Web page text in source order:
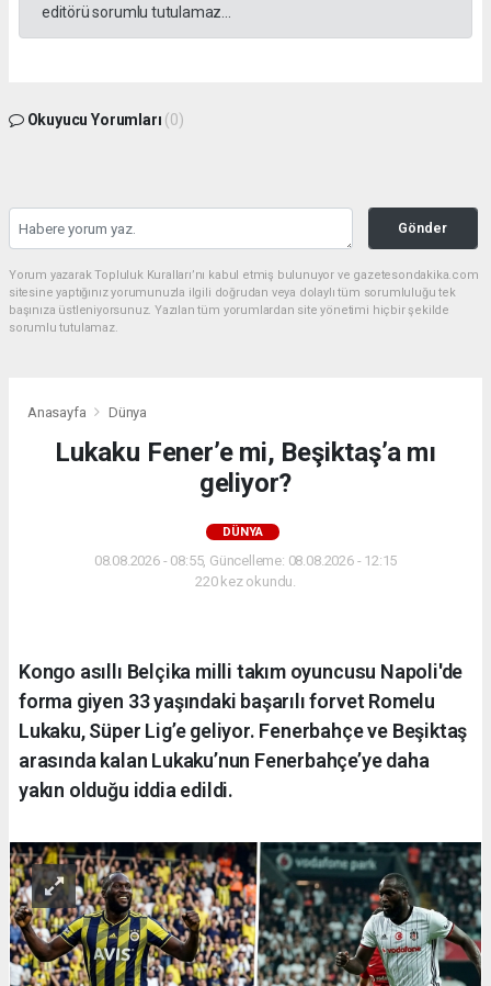
editörü sorumlu tutulamaz...
Okuyucu Yorumları (0)
Gönder
Yorum yazarak Topluluk Kuralları’nı kabul etmiş bulunuyor ve gazetesondakika.com
sitesine yaptığınız yorumunuzla ilgili doğrudan veya dolaylı tüm sorumluluğu tek
başınıza üstleniyorsunuz. Yazılan tüm yorumlardan site yönetimi hiçbir şekilde
sorumlu tutulamaz.
Anasayfa Dünya
Lukaku Fener’e mi, Beşiktaş’a mı
geliyor?
DÜNYA
08.08.2026 - 08:55, Güncelleme: 08.08.2026 - 12:15
220 kez okundu.
Kongo asıllı Belçika milli takım oyuncusu Napoli'de
forma giyen 33 yaşındaki başarılı forvet Romelu
Lukaku, Süper Lig’e geliyor. Fenerbahçe ve Beşiktaş
arasında kalan Lukaku’nun Fenerbahçe’ye daha
yakın olduğu iddia edildi.